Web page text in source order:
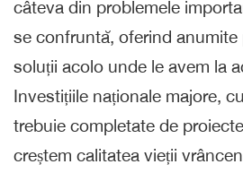
câteva din problemele
se confruntă, oferind anumite
soluții acolo unde le avem la
Investițiile naționale majore,
trebuie completate de
creștem calitatea vieții